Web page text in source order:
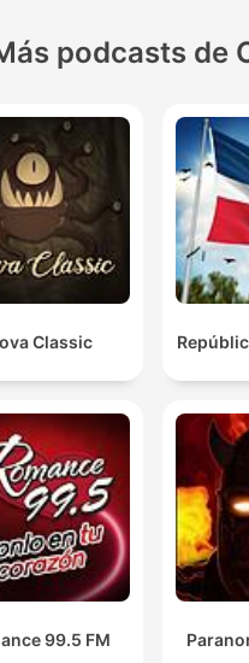
J'ai découpé un bout
d'un crime commis aux
De toute évidence,
un malade
psychopathe.
00:08:09 · L'expert
copains de l'école,
00:10:42 · Michel Péry
domination dès son
Michel Péry est
tentativé
00:12:38 · Le verdict
podcasts de
Classic
99.5 FM